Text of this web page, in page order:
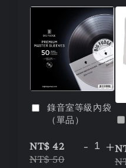
錄音室等級內袋
（單品）
NT$ 42
NT$ 50
- +